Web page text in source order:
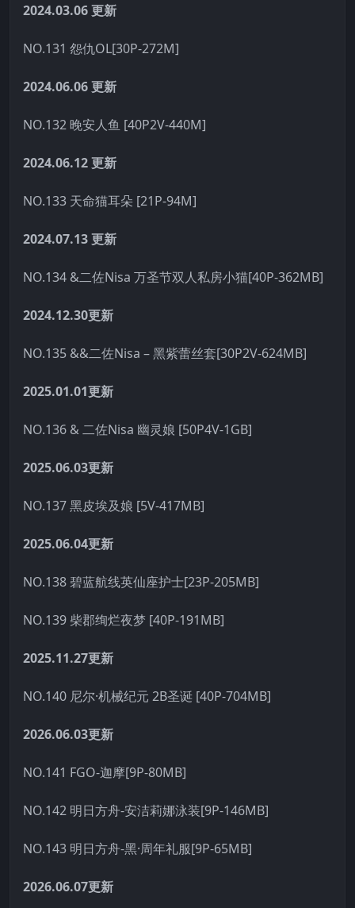
2024.03.06更新
NO.131 怨仇OL[30P-272M]
2024.06.06更新
NO.132 晚安人鱼 [40P2V-440M]
2024.06.12更新
NO.133 天命猫耳朵 [21P-94M]
2024.07.13更新
NO.134 &二佐Nisa 万圣节双人私房小猫[40P-362MB]
2024.12.30更新
NO.135 &&二佐Nisa – 黑紫蕾丝套[30P2V-624MB]
2025.01.01更新
NO.136 & 二佐Nisa 幽灵娘 [50P4V-1GB]
2025.06.03更新
NO.137 黑皮埃及娘 [5V-417MB]
2025.06.04更新
NO.138 碧蓝航线英仙座护士[23P-205MB]
NO.139 柴郡绚烂夜梦 [40P-191MB]
2025.11.27更新
NO.140 尼尔·机械纪元 2B圣诞 [40P-704MB]
2026.06.03更新
NO.141 FGO-迦摩[9P-80MB]
NO.142 明日方舟-安洁莉娜泳装[9P-146MB]
NO.143 明日方舟-黑·周年礼服[9P-65MB]
2026.06.07更新